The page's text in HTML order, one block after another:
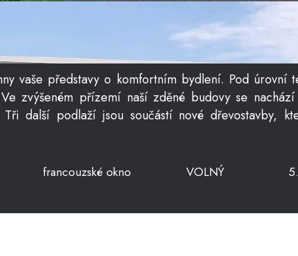
vaše představy o komfortním bydlení. Pod úrovní
zvýšeném přízemí naší zděné budovy se
další podlaží jsou součástí nové dřevostavby,
francouzské okno VOLNÝ